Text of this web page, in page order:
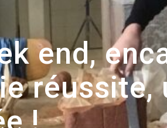
end,
réussite,